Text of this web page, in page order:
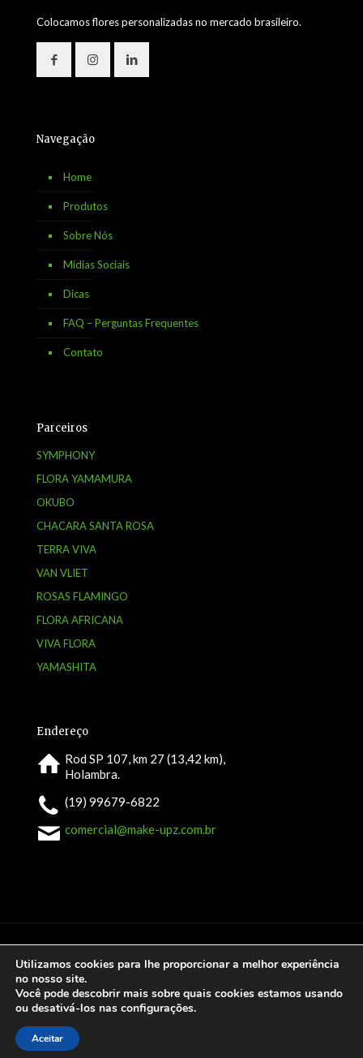
Colocamos flores personalizadas no mercado brasileiro.
Navegação
Home
Produtos
Sobre Nós
Mídias Sociais
Dicas
FAQ – Perguntas Frequentes
Contato
Parceiros
SYMPHONY
FLORA YAMAMURA
OKUBO
CHACARA SANTA ROSA
TERRA VIVA
VAN VLIET
ROSAS FLAMINGO
FLORA AFRICANA
VIVA FLORA
YAMASHITA
Endereço
Rod SP 107, km 27 (13,42 km),
Holambra.
(19) 99679-6822
comercial@make-upz.com.br
©2026 todos os direitos reservados. Desenvolvido porCS
Projetos.
Utilizamos cookies para lhe proporcionar a melhor experiência
no nosso site.
Você pode descobrir mais sobre quais cookies estamos usando
ou desativá-los nas configurações.
Aceitar